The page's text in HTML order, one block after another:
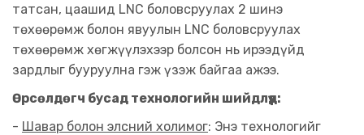
татсан, цаашид LNC боловсруулах 2 шинэ
төхөөрөмж болон явуулын LNC боловсруулах
төхөөрөмж хөгжүүлэхээр болсон нь ирээдүйд
зардлыг бууруулна гэж үзэж байгаа ажээ.
Өрсөлдөгч бусад технологийн шийдлүүд:
- Шавар болон элсний холимог: Энэ технологийг